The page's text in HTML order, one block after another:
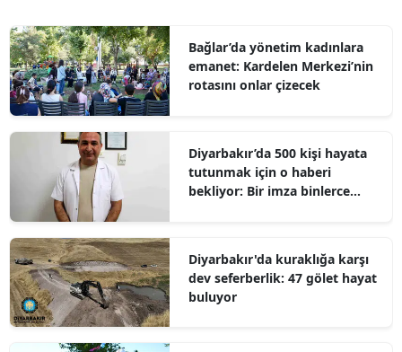
Bağlar’da yönetim kadınlara
emanet: Kardelen Merkezi’nin
rotasını onlar çizecek
Diyarbakır’da 500 kişi hayata
tutunmak için o haberi
bekliyor: Bir imza binlerce
Diyarbakır'da kuraklığa karşı
dev seferberlik: 47 gölet hayat
buluyor